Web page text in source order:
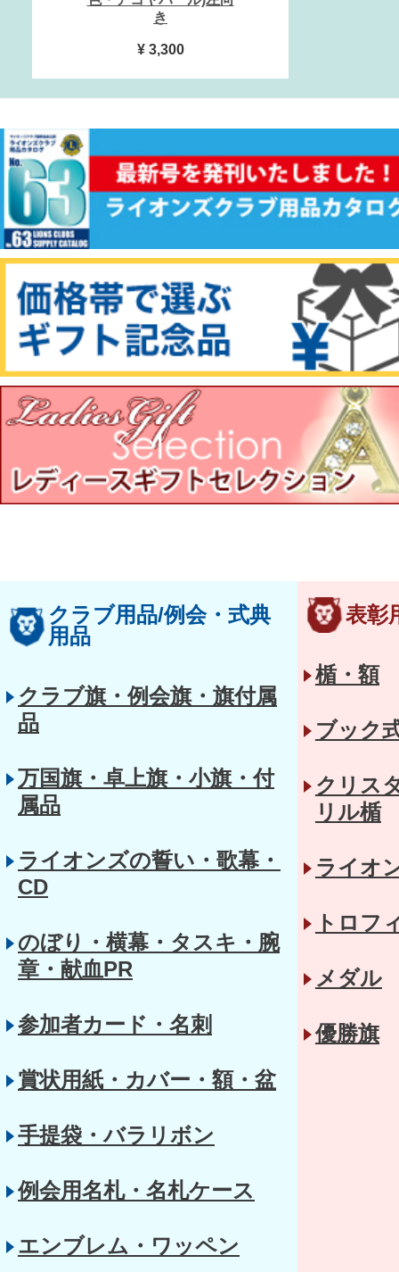
き
¥ 3,300
クラブ用品/例会・式典
用品
クラブ旗・例会旗・旗付属
品
万国旗・卓上旗・小旗・付
属品
ライオンズの誓い・歌幕・
CD
のぼり・横幕・タスキ・腕
章・献血PR
参加者カード・名刺
賞状用紙・カバー・額・盆
手提袋・バラリボン
例会用名札・名札ケース
エンブレム・ワッペン
表彰
楯・額
ブック
クリス
リル楯
ライオ
トロフ
メダル
優勝旗